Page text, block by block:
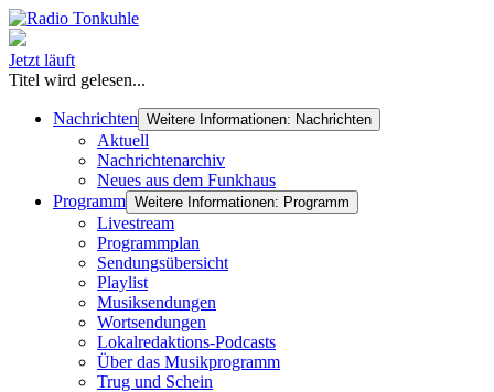
Jetzt läuft
Titel wird gelesen...
Nachrichten Weitere Informationen: Nachrichten
Aktuell
Nachrichtenarchiv
Neues aus dem Funkhaus
Programm Weitere Informationen: Programm
Livestream
Programmplan
Sendungsübersicht
Playlist
Musiksendungen
Wortsendungen
Lokalredaktions-Podcasts
Über das Musikprogramm
Trug und Schein